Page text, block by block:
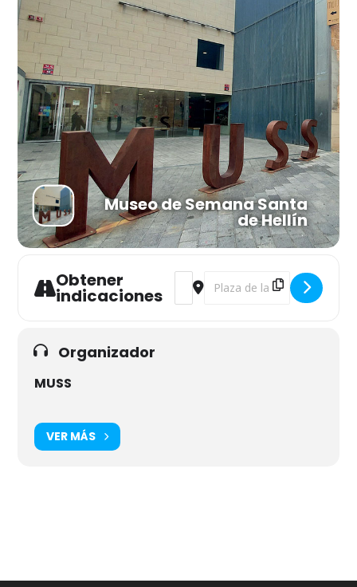
Museo de Semana Santa
de Hellín
Obtener
indicaciones
Address - "En un lugar de la
Destination Address - "En
Organizador
MUSS
VER MÁS